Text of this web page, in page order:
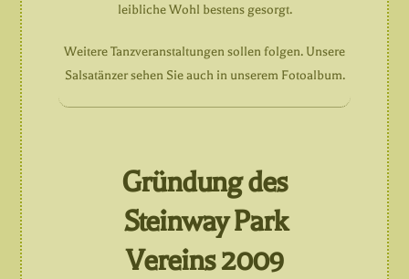
leibliche Wohl bestens gesorgt.
Weitere Tanzveranstaltungen sollen folgen. Unsere
Salsatänzer sehen Sie auch in unserem Fotoalbum.
Gründung des
Steinway Park
Vereins 2009